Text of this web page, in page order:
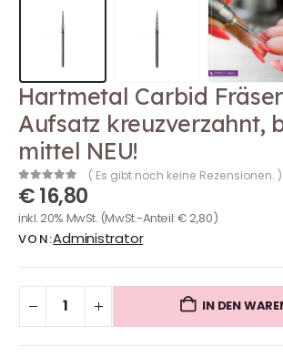
Hartmetal Carbid Fräser
Aufsatz kreuzverzahnt,
mittel NEU!
0out of 5
( Es gibt noch keine Rezensionen. )
€16,80
inkl. 20% MwSt. (MwSt.-Anteil:€2,80)
VON:Administrator
IN DEN